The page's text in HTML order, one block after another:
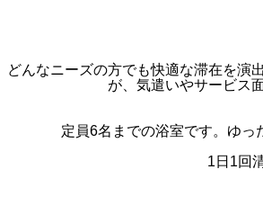
どんなニーズの方でも快適な滞在を演
が、気遣いやサービス
定員6名までの浴室です。ゆっ
1日1回